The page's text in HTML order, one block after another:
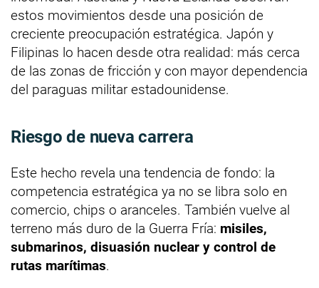
estos movimientos desde una posición de
creciente preocupación estratégica. Japón y
Filipinas lo hacen desde otra realidad: más cerca
de las zonas de fricción y con mayor dependencia
del paraguas militar estadounidense.
Riesgo de nueva carrera
Este hecho revela una tendencia de fondo: la
competencia estratégica ya no se libra solo en
comercio, chips o aranceles. También vuelve al
terreno más duro de la Guerra Fría: misiles,
submarinos, disuasión nuclear y control de
rutas marítimas.